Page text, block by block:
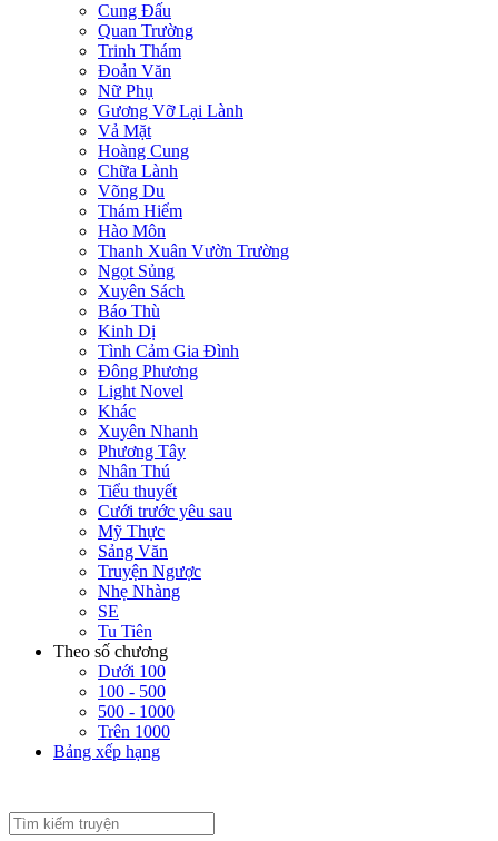
Cung Đấu
Quan Trường
Trinh Thám
Đoản Văn
Nữ Phụ
Gương Vỡ Lại Lành
Vả Mặt
Hoàng Cung
Chữa Lành
Võng Du
Thám Hiểm
Hào Môn
Thanh Xuân Vườn Trường
Ngọt Sủng
Xuyên Sách
Báo Thù
Kinh Dị
Tình Cảm Gia Đình
Đông Phương
Light Novel
Khác
Xuyên Nhanh
Phương Tây
Nhân Thú
Tiểu thuyết
Cưới trước yêu sau
Mỹ Thực
Sảng Văn
Truyện Ngược
Nhẹ Nhàng
SE
Tu Tiên
Theo số chương
Dưới 100
100 - 500
500 - 1000
Trên 1000
Bảng xếp hạng